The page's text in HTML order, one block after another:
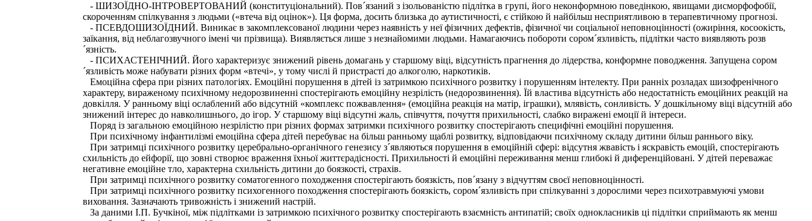
- ШИЗОЇДНО-ІНТРОВЕРТОВАНИЙ (конституціональний). Пов´язаний з ізольованістю підлітка в групі, його неконформною поведінкою, явищами дисморфофобії,
скороченням спілкування з людьми («втеча від оцінок»). Ця форма, досить близька до аутистичності, є стійкою й найбільш несприятливою в терапевтичному прогнозі.
- ПСЕВДОШИЗОЇДНИЙ. Виникає в закомплексованої людини через наявність у неї фізичних дефектів, фізичної чи соціальної неповноцінності (ожиріння, косоокість,
заїкання, від неблагозвучного імені чи прізвища). Виявляється лише з незнайомими людьми. Намагаючись побороти сором´язливість, підлітки часто виявляють розв
´язність.
- ПСИХАСТЕНІЧНИЙ. Його характеризує знижений рівень домагань у старшому віці, відсутність прагнення до лідерства, конформне поводження. Запущена сором
´язливість може набувати різних форм «втечі», у тому числі й пристрасті до алкоголю, наркотиків.
Емоційна сфера при різних патологіях. Емоційні порушення в дітей із затримкою психічного розвитку і порушенням інтелекту. При ранніх розладах шизофренічного
характеру, вираженому психічному недорозвиненні спостерігають емоційну незрілість (недорозвинення). Їй властива відсутність або недостатність емоційних реакцій на
довкілля. У ранньому віці ослаблений або відсутній «комплекс пожвавлення» (емоційна реакція на матір, іграшки), млявість, сонливість. У дошкільному віці відсутній або
знижений інтерес до навколишнього, до ігор. У старшому віці відсутні жаль, співчуття, почуття прихильності, слабко виражені емоції й інтереси.
Поряд із загальною емоційною незрілістю при різних формах затримки психічного розвитку спостерігають специфічні емоційні порушення.
При психічному інфантилізмі емоційна сфера дітей перебуває на більш ранньому щаблі розвитку, відповідаючи психічному складу дитини більш раннього віку.
При затримці психічного розвитку церебрально-органічного генезису з´являються порушення в емоційній сфері: відсутня жвавість і яскравість емоцій, спостерігають
схильність до ейфорії, що зовні створює враження їхньої життєрадісності. Прихильності й емоційні переживання менш глибокі й диференційовані. У дітей переважає
негативне емоційне тло, характерна схильність дитини до боязкості, страхів.
При затримці психічного розвитку соматогенного походження спостерігають боязкість, пов´язану з відчуттям своєї неповноцінності.
При затримці психічного розвитку психогенного походження спостерігають боязкість, сором´язливість при спілкуванні з дорослими через психотравмуючі умови
виховання. Зазначають тривожність і знижений настрій.
За даними І.П. Бучкіної, між підлітками із затримкою психічного розвитку спостерігають взаємність антипатій; своїх однокласників ці підлітки сприймають як менш